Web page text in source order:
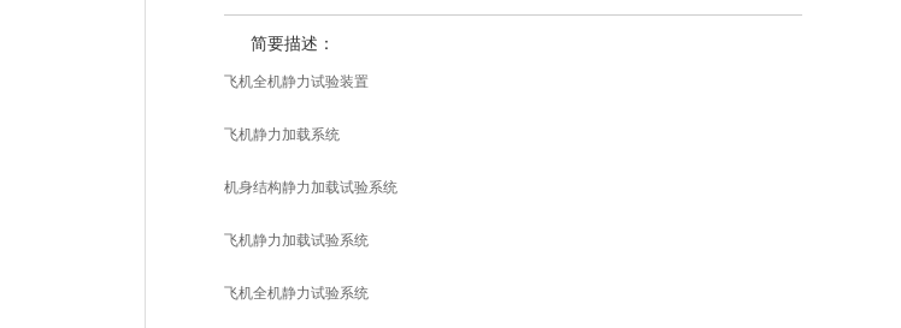
简要描述：
飞机全机静力试验装置
飞机静力加载系统
机身结构静力加载试验系统
飞机静力加载试验系统
飞机全机静力试验系统